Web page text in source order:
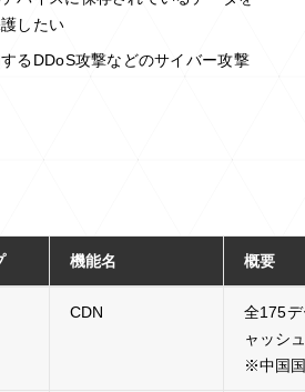
したい
るDDoS攻撃などのサイバー攻撃
機能名 概要
CDN
全175
ャッシ
※中国